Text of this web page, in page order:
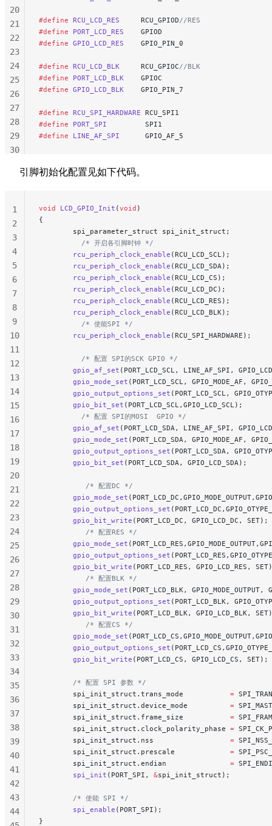
#define RCU_LCD_RES
     RCU_GPIOD
//RES
#define PORT_LCD_RES
    GPIOD
#define GPIO_LCD_RES
    GPIO_PIN_0
#define RCU_LCD_BLK
     RCU_GPIOC
//BLK
#define PORT_LCD_BLK
    GPIOC
#define GPIO_LCD_BLK
    GPIO_PIN_7
#define RCU_SPI_HARDWARE RCU_SPI1
#define PORT_SPI
         SPI1
#define LINE_AF_SPI
      GPIO_AF_5
20
21
22
23
24
25
26
27
28
29
30
34
35
引脚初始化配置见如下代码。
void LCD_GPIO_Init (void )
{
        spi_parameter_struct spi_init_struct;
          /* 开启各引脚时钟 */
        rcu_periph_clock_enable
(RCU_LCD_SCL);
        rcu_periph_clock_enable
(RCU_LCD_SDA);
        rcu_periph_clock_enable
(RCU_LCD_CS);
        rcu_periph_clock_enable
(RCU_LCD_DC);
        rcu_periph_clock_enable
(RCU_LCD_RES);
        rcu_periph_clock_enable
(RCU_LCD_BLK);
          /* 使能SPI */
        rcu_periph_clock_enable
(RCU_SPI_HARDWARE);
          /* 配置 SPI的SCK GPIO */
        gpio_af_set
(PORT_LCD_SCL, LINE_AF_SPI,
        gpio_mode_set
(PORT_LCD_SCL, GPIO_MODE_AF,
        gpio_output_options_set
(PORT_LCD_SCL,
        gpio_bit_set
(PORT_LCD_SCL,GPIO_LCD_SCL);
          /* 配置 SPI的MOSI  GPIO */
        gpio_af_set
(PORT_LCD_SDA, LINE_AF_SPI,
        gpio_mode_set
(PORT_LCD_SDA, GPIO_MODE_AF,
        gpio_output_options_set
(PORT_LCD_SDA,
        gpio_bit_set
(PORT_LCD_SDA, GPIO_LCD_SDA);
           /* 配置DC */
        gpio_mode_set
        gpio_output_options_set
        gpio_bit_write
(PORT_LCD_DC, GPIO_LCD_DC, SET);
           /* 配置RES */
        gpio_mode_set
        gpio_output_options_set
        gpio_bit_write
(PORT_LCD_RES, GPIO_LCD_RES,
           /* 配置BLK */
        gpio_mode_set
(PORT_LCD_BLK,
        gpio_output_options_set
(PORT_LCD_BLK,
        gpio_bit_write
(PORT_LCD_BLK, GPIO_LCD_BLK,
           /* 配置CS */
        gpio_mode_set
        gpio_output_options_set
        gpio_bit_write
(PORT_LCD_CS, GPIO_LCD_CS, SET);
        /* 配置 SPI 参数 */
        spi_init_struct.trans_mode
=
        spi_init_struct.device_mode
=
        spi_init_struct.frame_size
=
        spi_init_struct.clock_polarity_phase
=
        spi_init_struct.nss
=
        spi_init_struct.prescale
=
        spi_init_struct.endian
=
        spi_init
(PORT_SPI, &spi_init_struct);
        /* 使能 SPI */
        spi_enable
(PORT_SPI);
}
1
2
3
4
5
6
7
8
9
10
11
12
13
14
15
16
17
18
19
20
21
22
23
24
25
26
27
28
29
30
31
32
33
34
35
36
37
38
39
40
41
42
43
44